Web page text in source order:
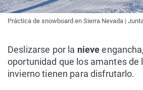
Práctica de snowboard en Sierra Nevada |
Deslizarse por la nieve
oportunidad que los amantes de
invierno tienen para disfrutarlo.